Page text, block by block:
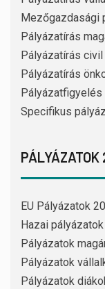
Mezőgazdasági
Pályázatírás
Pályázatírás
Pályázatírás
Pályázatfigyelés
Specifikus
PÁLYÁZATOK
EU Pályázatok
Hazai pályázatok
Pályázatok
Pályázatok
Pályázatok